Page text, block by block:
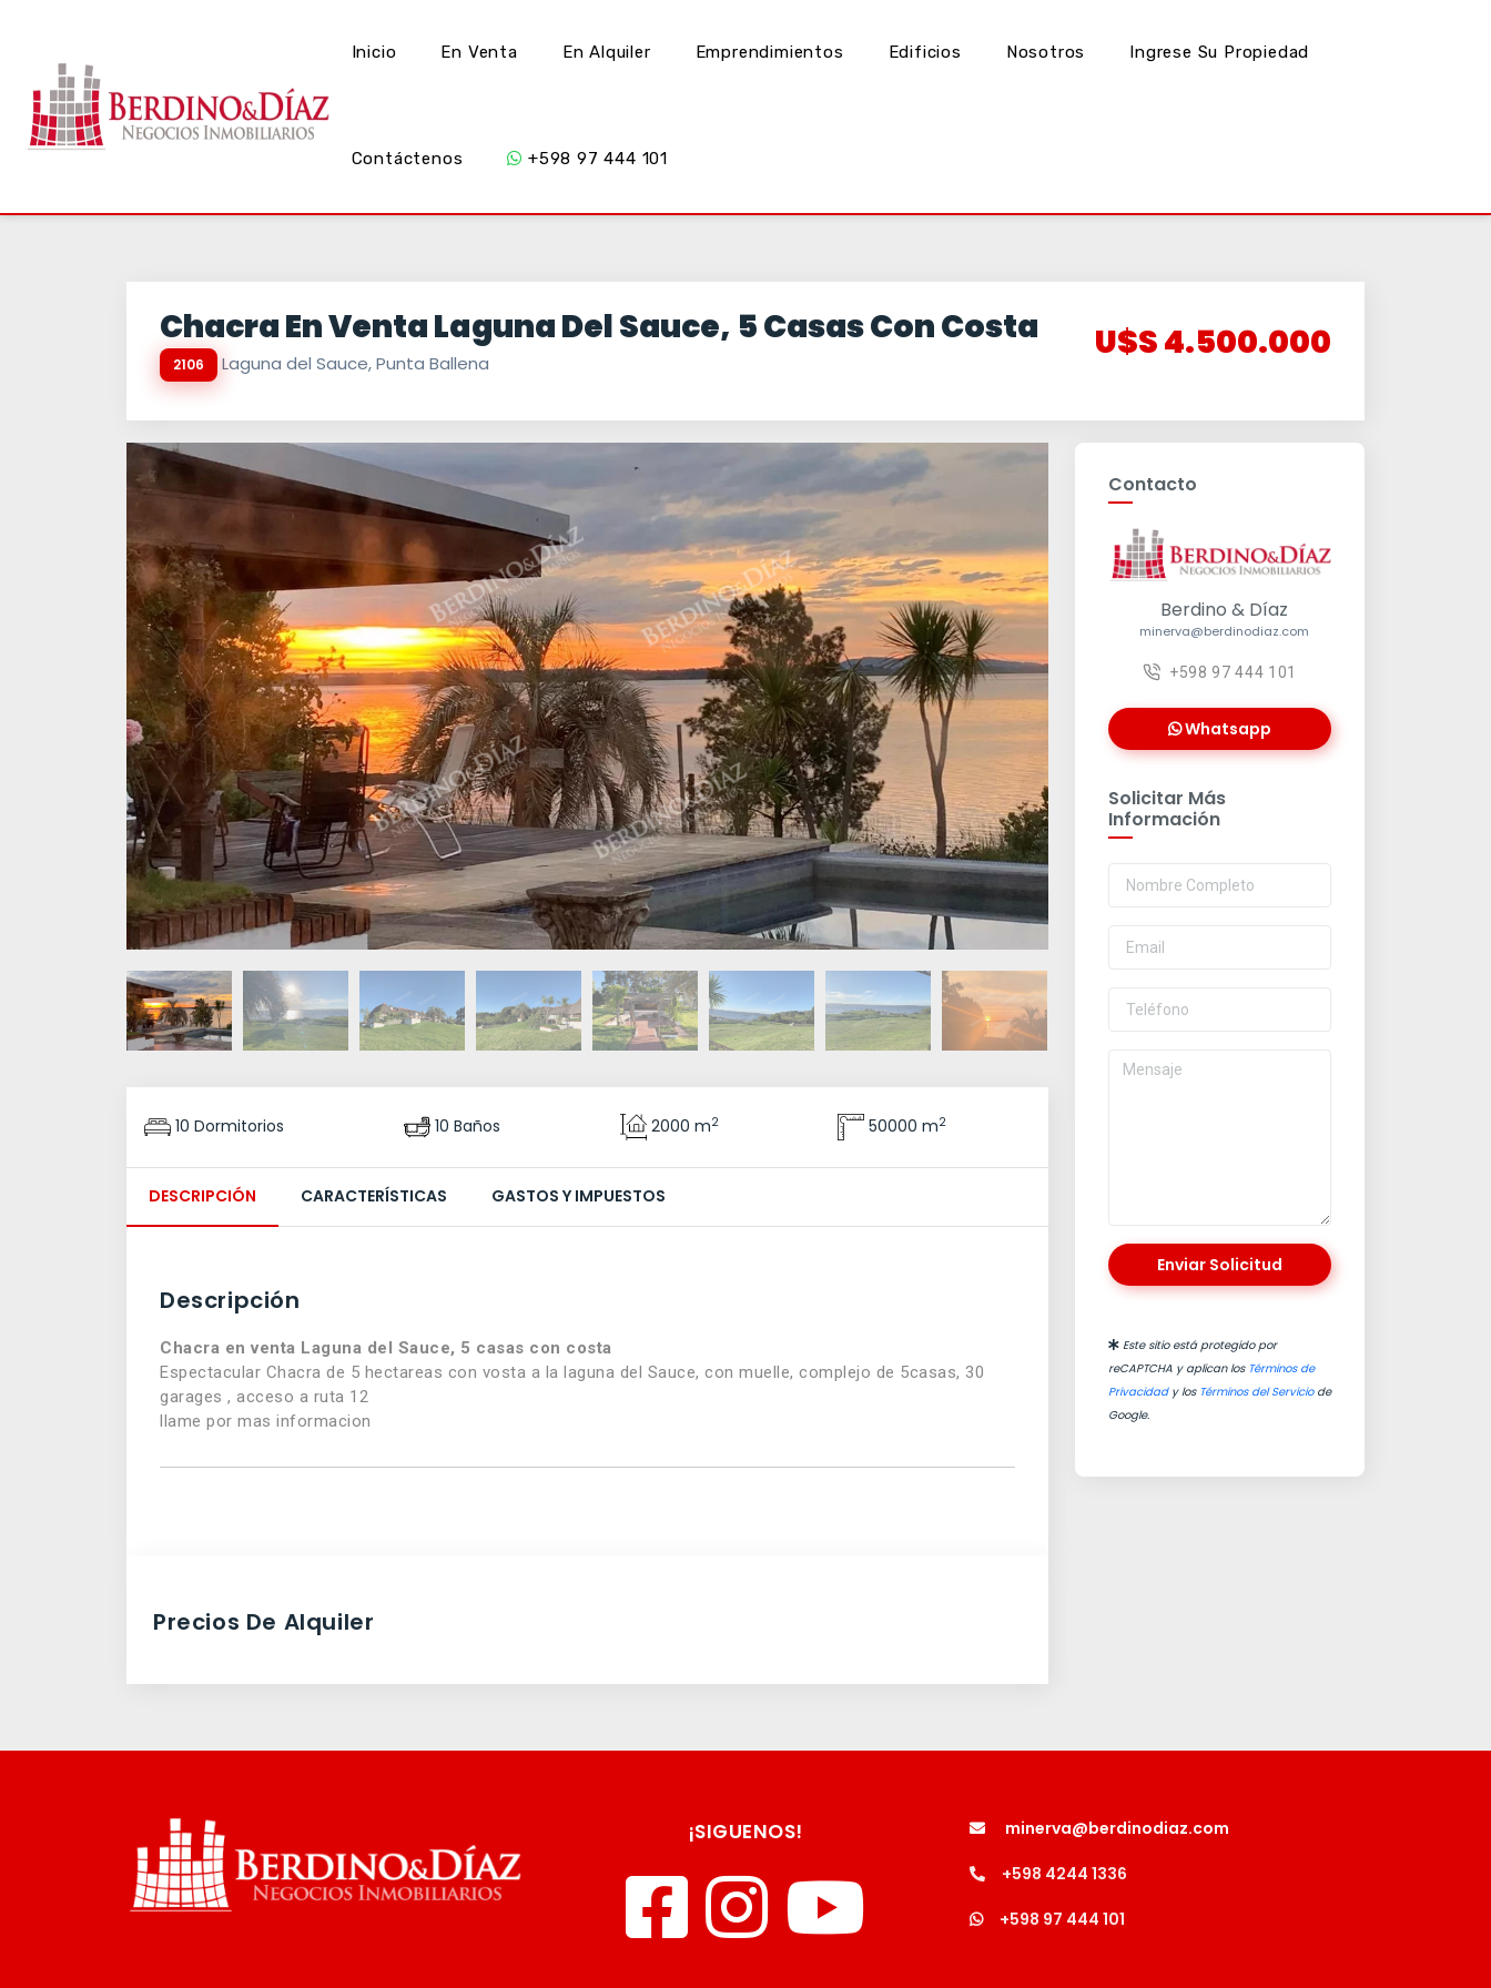
Inicio En Venta En Alquiler Emprendimientos Edificios Nosotros Ingrese Su Propiedad
Contáctenos +598 97 444 101
Chacra En Venta Laguna Del Sauce, 5 Casas Con Costa
2106 Laguna del Sauce, Punta Ballena U$S 4.500.000
10 Dormitorios 10 Baños 2000 m2 50000 m2
DESCRIPCIÓN CARACTERÍSTICAS GASTOS Y IMPUESTOS
Descripción
Chacra en venta Laguna del Sauce, 5 casas con costa
Espectacular Chacra de 5 hectareas con vosta a la laguna del Sauce, con muelle, complejo de 5casas, 30
garages , acceso a ruta 12
llame por mas informacion
Precios De Alquiler
Contacto
Berdino & Díaz
minerva@berdinodiaz.com
+598 97 444 101
Whatsapp
Solicitar Más
Información
Enviar Solicitud
Este sitio está protegido por
reCAPTCHA y aplican los Términos de
Privacidady los Términos del Serviciode
Google.
¡SIGUENOS! minerva@berdinodiaz.com
+598 4244 1336
+598 97 444 101